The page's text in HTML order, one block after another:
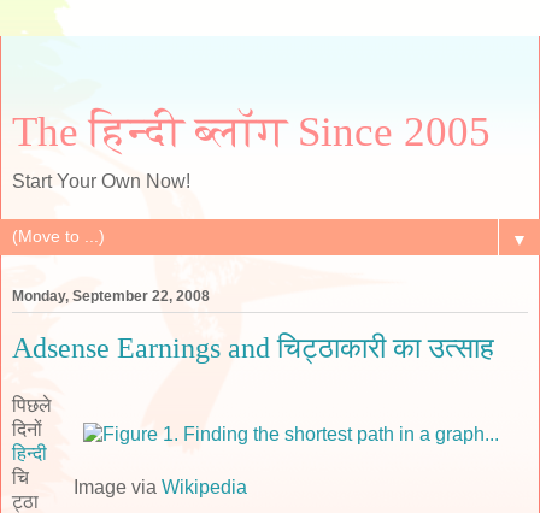
The हिन्दी ब्लॉग Since 2005
Start Your Own Now!
▼
Monday, September 22, 2008
Adsense Earnings and चिट्ठाकारी का उत्साह
Image viaWikipedia
पिछले
दिनों
हिन्दी
चि
ट्ठा